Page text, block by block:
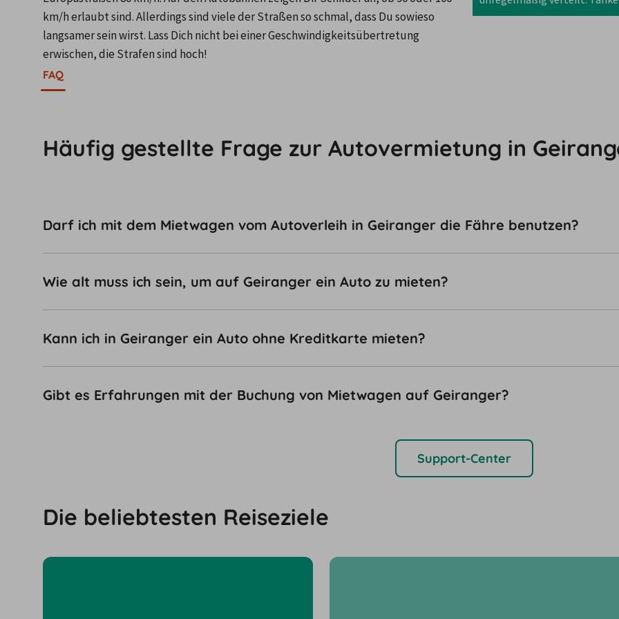
km/h erlaubt sind. Allerdings sind viele der Straßen so schmal, dass Du sowieso
langsamer sein wirst. Lass Dich nicht bei einer Geschwindigkeitsübertretung
erwischen, die Strafen sind hoch!
FAQ
Häufig gestellte Frage zur Autovermietung in
Darf ich mit dem Mietwagen vom Autoverleih in Geiranger die Fähre benutzen?
Wie alt muss ich sein, um auf Geiranger ein Auto zu mieten?
Kann ich in Geiranger ein Auto ohne Kreditkarte mieten?
Gibt es Erfahrungen mit der Buchung von Mietwagen auf Geiranger?
Support-Center
Die beliebtesten Reiseziele